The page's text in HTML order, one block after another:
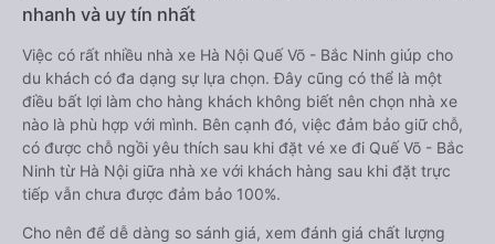
nhanh và uy tín nhất
Việc có rất nhiều nhà xe Hà Nội Quế Võ - Bắc Ninh giúp cho
du khách có đa dạng sự lựa chọn. Đây cũng có thể là một
điều bất lợi làm cho hàng khách không biết nên chọn nhà xe
nào là phù hợp với mình. Bên cạnh đó, việc đảm bảo giữ chỗ,
có được chỗ ngồi yêu thích sau khi đặt vé xe đi Quế Võ - Bắc
Ninh từ Hà Nội giữa nhà xe với khách hàng sau khi đặt trực
tiếp vẫn chưa được đảm bảo 100%.
Cho nên để dễ dàng so sánh giá, xem đánh giá chất lượng